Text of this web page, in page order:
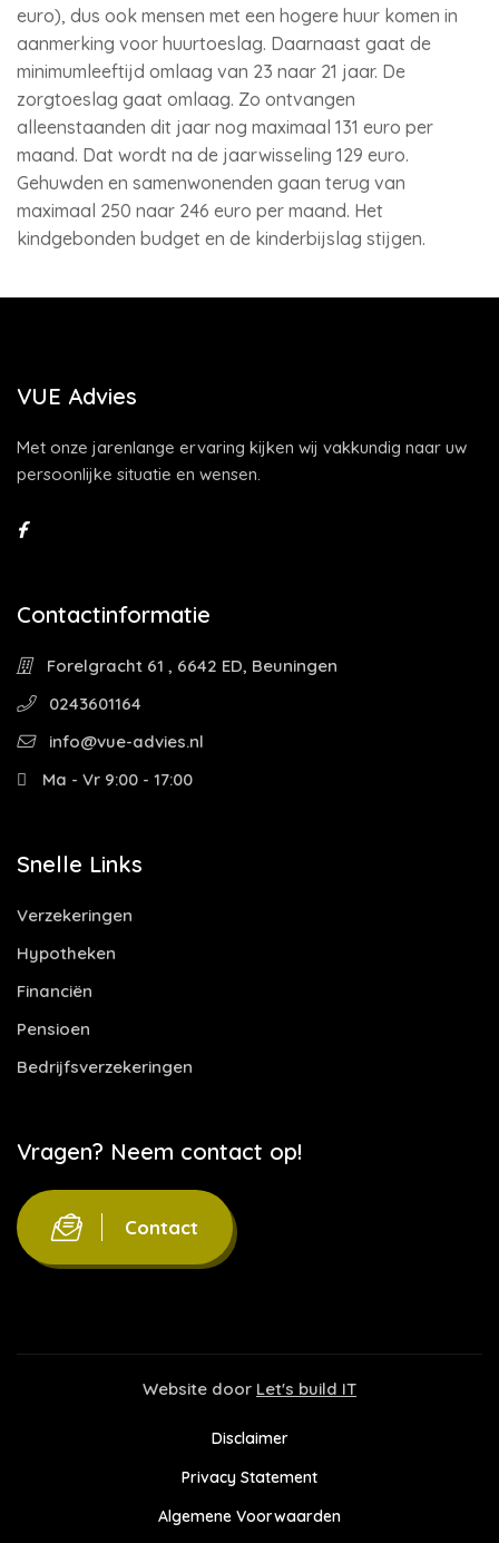
euro), dus ook mensen met een hogere huur komen in
aanmerking voor huurtoeslag. Daarnaast gaat de
minimumleeftijd omlaag van 23 naar 21 jaar. De
zorgtoeslag gaat omlaag. Zo ontvangen
alleenstaanden dit jaar nog maximaal 131 euro per
maand. Dat wordt na de jaarwisseling 129 euro.
Gehuwden en samenwonenden gaan terug van
maximaal 250 naar 246 euro per maand. Het
kindgebonden budget en de kinderbijslag stijgen.
VUE Advies
Met onze jarenlange ervaring kijken wij vakkundig naar uw
persoonlijke situatie en wensen.
Contactinformatie
Forelgracht 61 , 6642 ED, Beuningen
0243601164
info@vue-advies.nl
Ma - Vr 9:00 - 17:00
Snelle Links
Verzekeringen
Hypotheken
Financiën
Pensioen
Bedrijfsverzekeringen
Vragen? Neem contact op!
Contact
Website door Let's build IT
Disclaimer
Privacy Statement
Algemene Voorwaarden